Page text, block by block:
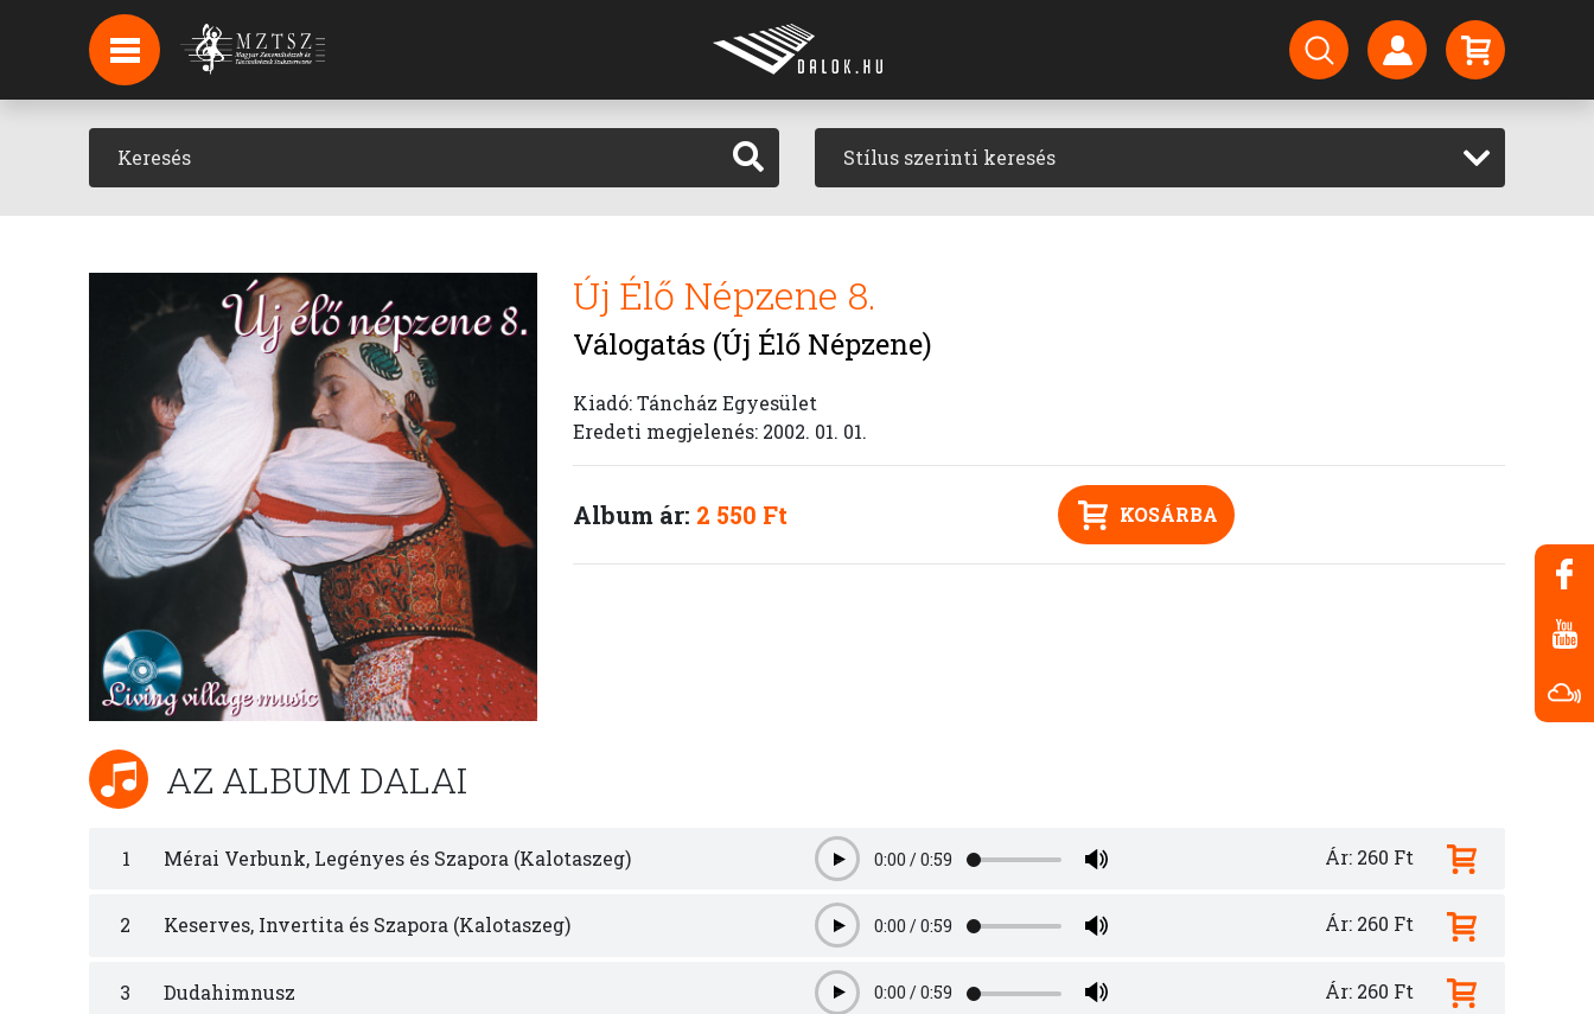
HÍREK
HÍRLEVÉL FELIRATKOZÁS
PODCAST Stílus szerinti keresés
Új Élő Népzene 8.
Válogatás (Új Élő Népzene)
Kiadó: Táncház Egyesület
Eredeti megjelenés: 2002. 01. 01.
Album ár: 2 550 Ft KOSÁRBA
AZ ALBUM DALAI
1 Mérai Verbunk, Legényes és Szapora (Kalotaszeg) Play0:00 /0:59 Ár: 260 Ft
2 Keserves, Invertita és Szapora (Kalotaszeg) Play0:00 /0:59 Ár: 260 Ft
3 Dudahimnusz Play0:00 /0:59 Ár: 260 Ft